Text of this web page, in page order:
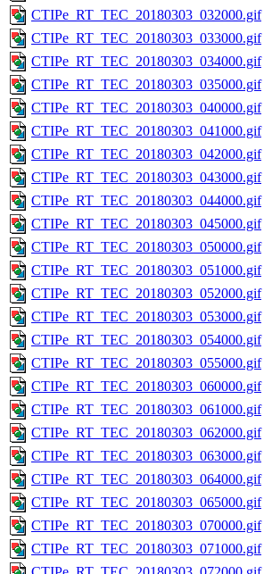
CTIPe_RT_TEC_20180303_032000.gif
CTIPe_RT_TEC_20180303_033000.gif
CTIPe_RT_TEC_20180303_034000.gif
CTIPe_RT_TEC_20180303_035000.gif
CTIPe_RT_TEC_20180303_040000.gif
CTIPe_RT_TEC_20180303_041000.gif
CTIPe_RT_TEC_20180303_042000.gif
CTIPe_RT_TEC_20180303_043000.gif
CTIPe_RT_TEC_20180303_044000.gif
CTIPe_RT_TEC_20180303_045000.gif
CTIPe_RT_TEC_20180303_050000.gif
CTIPe_RT_TEC_20180303_051000.gif
CTIPe_RT_TEC_20180303_052000.gif
CTIPe_RT_TEC_20180303_053000.gif
CTIPe_RT_TEC_20180303_054000.gif
CTIPe_RT_TEC_20180303_055000.gif
CTIPe_RT_TEC_20180303_060000.gif
CTIPe_RT_TEC_20180303_061000.gif
CTIPe_RT_TEC_20180303_062000.gif
CTIPe_RT_TEC_20180303_063000.gif
CTIPe_RT_TEC_20180303_064000.gif
CTIPe_RT_TEC_20180303_065000.gif
CTIPe_RT_TEC_20180303_070000.gif
CTIPe_RT_TEC_20180303_071000.gif